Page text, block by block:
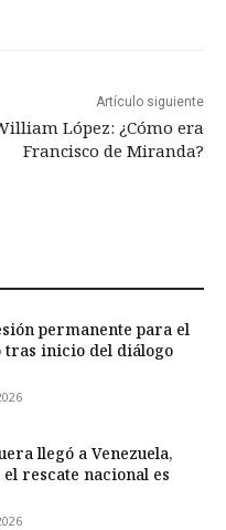
Artículo siguiente
López: ¿Cómo era
Francisco de Miranda?
permanente para el
tras inicio del diálogo
llegó a Venezuela,
el rescate nacional es